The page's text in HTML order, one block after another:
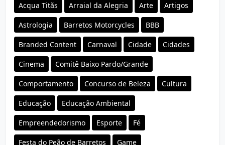
Acqua Titãs Arraial da Alegria Arte Artigos
Astrologia Barretos Motorcycles BBB
Branded Content Carnaval Cidade Cidades
Cinema Comitê Baixo Pardo/Grande
Comportamento Concurso de Beleza Cultura
Educação Educação Ambiental
Empreendedorismo Esporte Fé
Festa do Peão de Barretos Game